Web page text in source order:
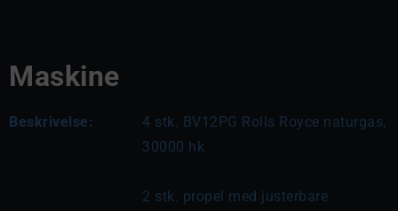
Maskine
Beskrivelse:
4 stk. BV12PG Rolls Royce naturgas,
30000 hk
2 stk. propel med justerbare